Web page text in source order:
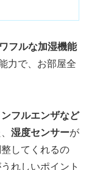
フルな加湿機能
力で、お部屋全
ンフルエンザなど
湿度センサーが
してくれるの
れしいポイント